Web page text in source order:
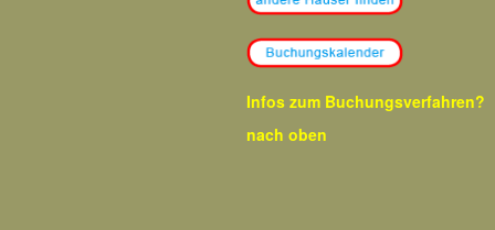
Infos zum Buchungsverfahren?
nach oben